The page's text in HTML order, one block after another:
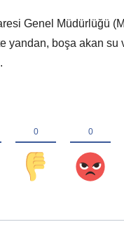
Genel Müdürlüğü
yandan, boşa akan